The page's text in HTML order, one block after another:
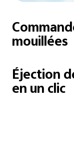
mouillées
Éjection
en un clic